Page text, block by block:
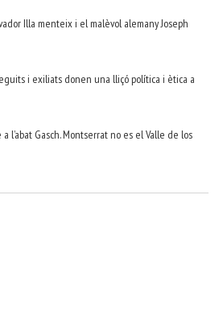
Illa menteix i el malèvol alemany Joseph
i exiliats donen una lliçó política i ètica a
l’abat Gasch. Montserrat no es el Valle de los